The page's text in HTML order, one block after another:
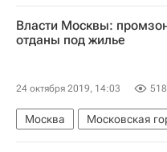
Паводок в Иркутской
Нижнеудинск
Власти Москвы:
отданы под жилье
24 октября 2019, 14:03 518
Москва Московская